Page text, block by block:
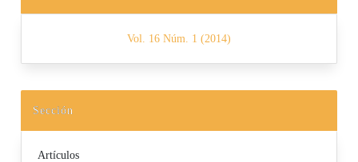
Vol. 16 Núm. 1 (2014)
Sección
Artículos